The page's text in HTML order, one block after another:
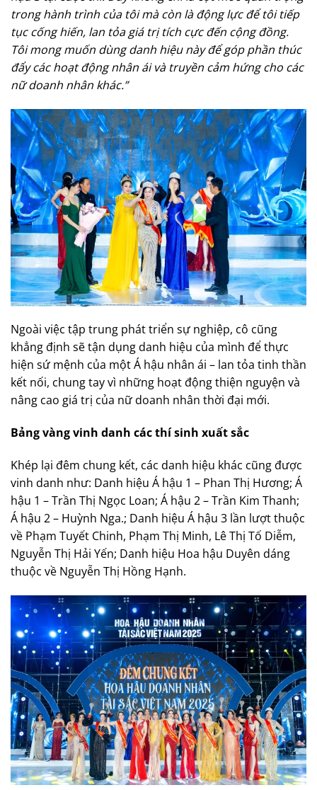
trong hành trình của tôi mà còn là động lực để tôi tiếp
tục cống hiến, lan tỏa giá trị tích cực đến cộng đồng.
Tôi mong muốn dùng danh hiệu này để góp phần thúc
đẩy các hoạt động nhân ái và truyền cảm hứng cho các
nữ doanh nhân khác.”
Ngoài việc tập trung phát triển sự nghiệp, cô cũng
khẳng định sẽ tận dụng danh hiệu của mình để thực
hiện sứ mệnh của một Á hậu nhân ái – lan tỏa tinh thần
kết nối, chung tay vì những hoạt động thiện nguyện và
nâng cao giá trị của nữ doanh nhân thời đại mới.
Bảng vàng vinh danh các thí sinh xuất sắc
Khép lại đêm chung kết, các danh hiệu khác cũng được
vinh danh như: Danh hiệu Á hậu 1 – Phan Thị Hương; Á
hậu 1 – Trần Thị Ngọc Loan; Á hậu 2 – Trần Kim Thanh;
Á hậu 2 – Huỳnh Nga.; Danh hiệu Á hậu 3 lần lượt thuộc
về Phạm Tuyết Chinh, Phạm Thị Minh, Lê Thị Tố Diễm,
Nguyễn Thị Hải Yến; Danh hiệu Hoa hậu Duyên dáng
thuộc về Nguyễn Thị Hồng Hạnh.